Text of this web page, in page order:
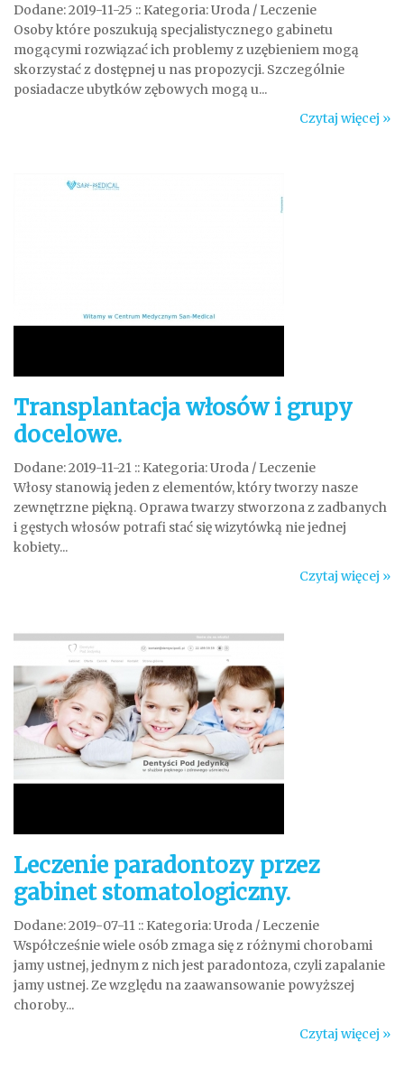
Dodane: 2019-11-25 :: Kategoria: Uroda / Leczenie
Osoby które poszukują specjalistycznego gabinetu
mogącymi rozwiązać ich problemy z uzębieniem mogą
skorzystać z dostępnej u nas propozycji. Szczególnie
posiadacze ubytków zębowych mogą u...
Czytaj więcej »
Transplantacja włosów i grupy
docelowe.
Dodane: 2019-11-21 :: Kategoria: Uroda / Leczenie
Włosy stanowią jeden z elementów, który tworzy nasze
zewnętrzne piękną. Oprawa twarzy stworzona z zadbanych
i gęstych włosów potrafi stać się wizytówką nie jednej
kobiety...
Czytaj więcej »
Leczenie paradontozy przez
gabinet stomatologiczny.
Dodane: 2019-07-11 :: Kategoria: Uroda / Leczenie
Współcześnie wiele osób zmaga się z różnymi chorobami
jamy ustnej, jednym z nich jest paradontoza, czyli zapalanie
jamy ustnej. Ze względu na zaawansowanie powyższej
choroby...
Czytaj więcej »